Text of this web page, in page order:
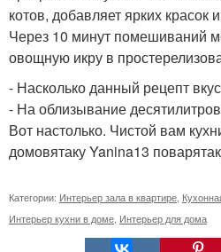
котов, добавляет ярких красок
Через 10 минут помешиваний
овощную икру в
- Насколько данный рецепт
- На облизывание
Вот настолько. Чистой вам
домовятаку Yanina13
Категории: Интерьер зала в квартире
Интерьер кухни в доме Интерьер для дома